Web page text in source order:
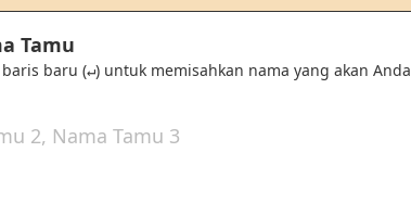
Tamu
baru (↵) untuk memisahkan nama yang akan Anda